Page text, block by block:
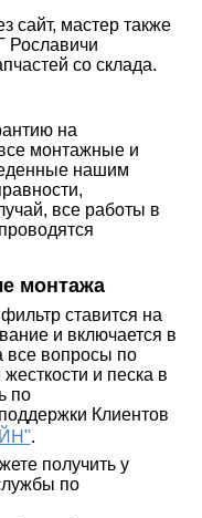
сайт, мастер также
Рославичи
со склада.
на
монтажные и
нашим
все работы в
монтажа
ставится на
и включается в
все вопросы по
и песка в
по
Клиентов
.
получить у
по